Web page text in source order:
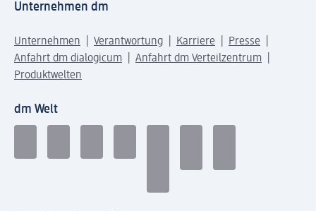
Unternehmen dm
Unternehmen Verantwortung Karriere
Presse
Anfahrt dm dialogicum
Anfahrt dm Verteilzentrum
Produktwelten
dm Welt